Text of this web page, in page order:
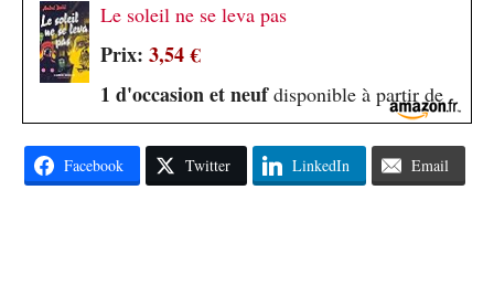
Le soleil ne se leva pas
Prix: 3,54 €
1 d'occasion et neufdisponible à partir de
Facebook Twitter LinkedIn Email